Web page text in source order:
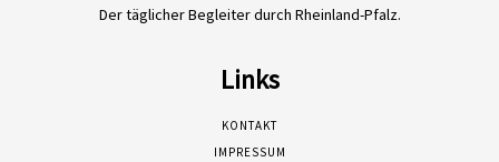
Der täglicher Begleiter durch Rheinland-Pfalz.
Links
KONTAKT
IMPRESSUM